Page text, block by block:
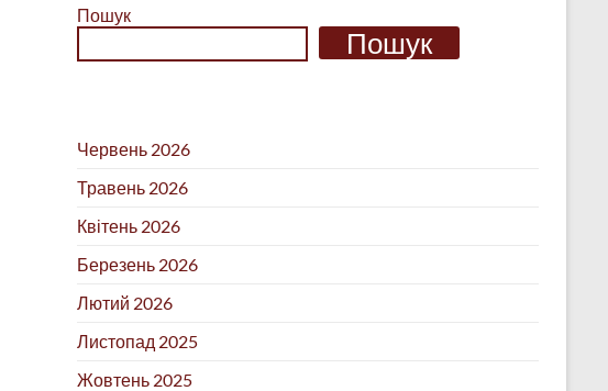
Пошук
Пошук
Червень 2026
Травень 2026
Квітень 2026
Березень 2026
Лютий 2026
Листопад 2025
Жовтень 2025